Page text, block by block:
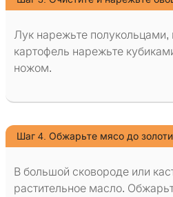
Лук нарежьте
картофель нарежьте
ножом.
Шаг 4. Обжарьте мясо до
В большой сковороде или
растительное масло.